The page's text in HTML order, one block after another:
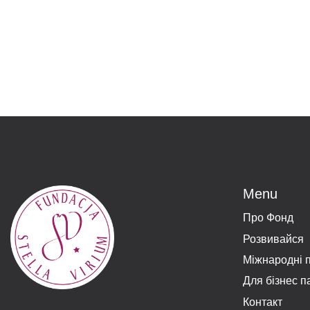
Menu
Про Фонд
Розвивайся
Міжнародні
Для бізнес
Контакт